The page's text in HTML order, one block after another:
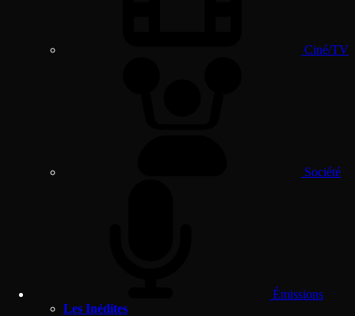
Ciné/TV
Société
Émissions
Les Inédites